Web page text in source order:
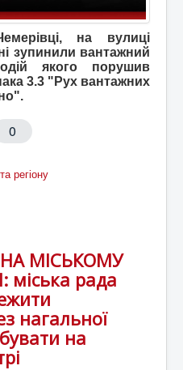
на вулиці
зупинили вантажний
якого порушив
3.3 "Рух вантажних
0
регіону
МІСЬКОМУ
рада
нагальної
на